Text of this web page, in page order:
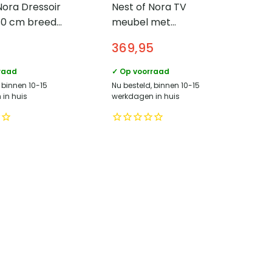
Dressoir
cm breed
fineer –
10-15
in huis
Nest of Nora TV
meubel met
Glasplank – Zwart
369,95
✓ Op voorraad
Nu besteld, binnen 10-15
werkdagen in huis